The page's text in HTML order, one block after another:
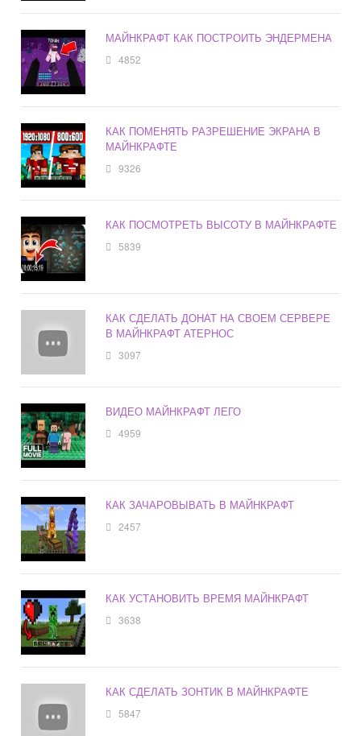
МАЙНКРАФТ КАК ПОСТРОИТЬ ЭНДЕРМЕНА
4852
КАК ПОМЕНЯТЬ РАЗРЕШЕНИЕ ЭКРАНА В
МАЙНКРАФТЕ
9326
КАК ПОСМОТРЕТЬ ВЫСОТУ В МАЙНКРАФТЕ
5839
КАК СДЕЛАТЬ ДОНАТ НА СВОЕМ СЕРВЕРЕ
В МАЙНКРАФТ АТЕРНОС
3097
ВИДЕО МАЙНКРАФТ ЛЕГО
4959
КАК ЗАЧАРОВЫВАТЬ В МАЙНКРАФТ
2457
КАК УСТАНОВИТЬ ВРЕМЯ МАЙНКРАФТ
3638
КАК СДЕЛАТЬ ЗОНТИК В МАЙНКРАФТЕ
5847